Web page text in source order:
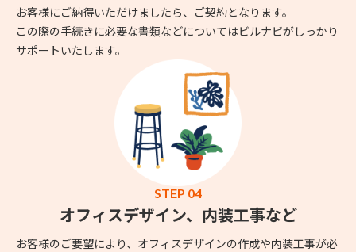
お客様にご納得いただけましたら、ご契約となります。
この際の手続きに必要な書類などについてはビルナビがしっかり
サポートいたします。
STEP 04
オフィスデザイン、内装工事など
お客様のご要望により、オフィスデザインの作成や内装工事が必